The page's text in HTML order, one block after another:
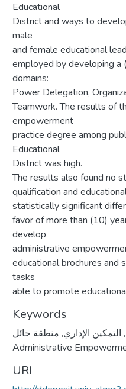
Educational
District and ways to
male
and female educational
employed by developing a
domains:
Power Delegation,
Teamwork. The results of
empowerment
practice degree among
Educational
District was high.
The results also found no
qualification and
statistically significant
favor of more than (10)
develop
administrative
educational brochures and
tasks
able to promote
Keywords
, التمكين الإداري, منطقة حائل
Administrative
URI